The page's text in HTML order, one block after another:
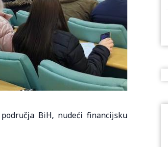
BiH, nudeći financijsku